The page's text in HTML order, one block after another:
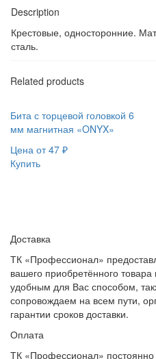
Description
Крестовые, односторонние.
сталь.
Related products
Бита с торцевой головкой 6
мм магнитная «ONYX»
Цена от47 ₽
Купить
Доставка
ТК «Профессионал»
вашего приобретённого
удобным для Вас способом,
сопровождаем на всем пути,
гарантии сроков доставки.
Оплата
ТК «Профессионал» постоянно